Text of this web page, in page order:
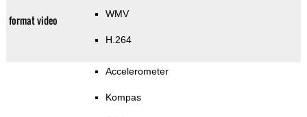
format video WMV
H.264
Accelerometer
Kompas